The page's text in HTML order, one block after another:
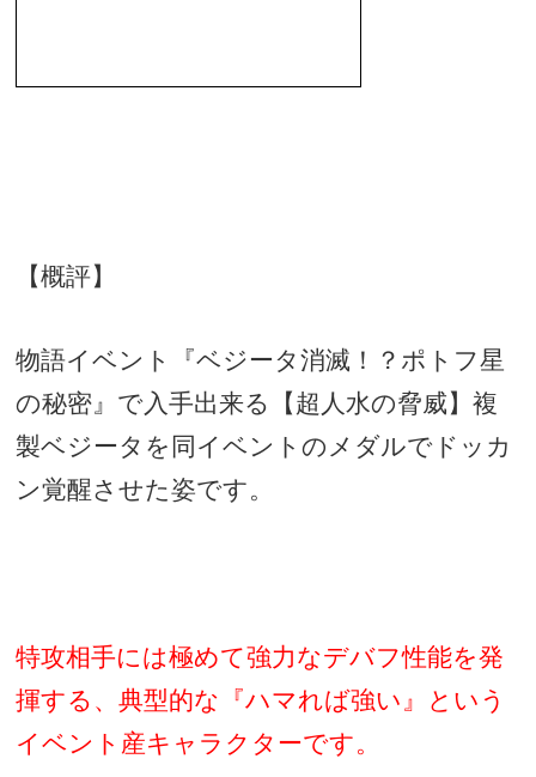
【概評】
物語イベント『ベジータ消滅！？ポトフ星
の秘密』で入手出来る【超人水の脅威】複
製ベジータを同イベントのメダルでドッカ
ン覚醒させた姿です。
特攻相手には極めて強力なデバフ性能を発
揮する、典型的な『ハマれば強い』という
イベント産キャラクターです。